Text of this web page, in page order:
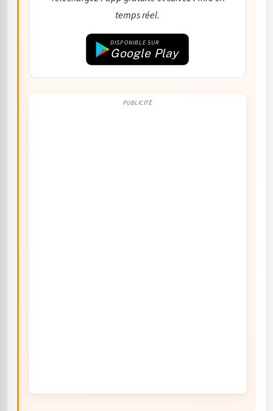
temps réel.
DISPONIBLE SUR
Google Play